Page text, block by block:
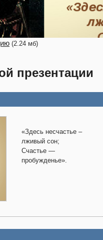
(2.24 мб)
презентации
«Здесь несчастье –
лживый сон;
Счастье —
пробужденье».